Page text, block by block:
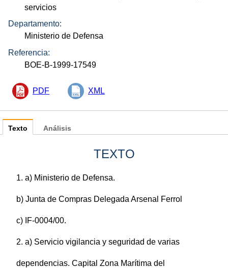
servicios
Departamento:
Ministerio de Defensa
Referencia:
BOE-B-1999-17549
PDF XML
Texto
TEXTO
1. a) Ministerio de Defensa.
b) Junta de Compras Delegada Arsenal Ferrol
c) IF-0004/00.
2. a) Servicio vigilancia y seguridad de varias
dependencias. Capital Zona Marítima del
Análisis